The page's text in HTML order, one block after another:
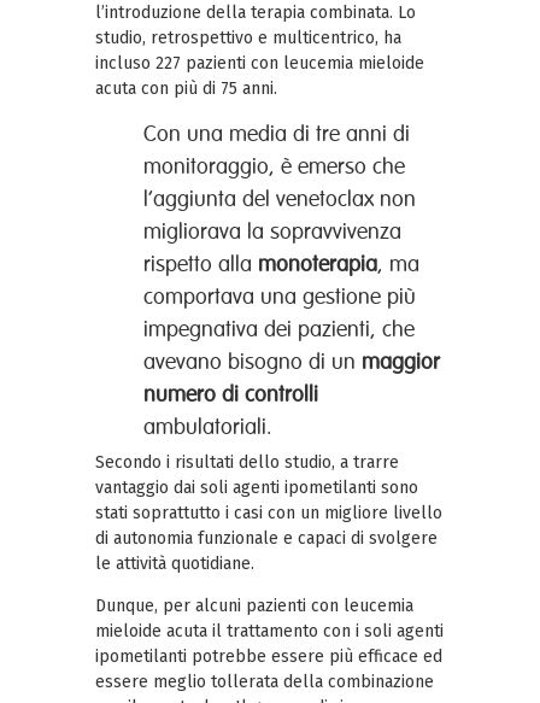
l’introduzione della terapia combinata. Lo
studio, retrospettivo e multicentrico, ha
incluso 227 pazienti con leucemia mieloide
acuta con più di 75 anni.
Con una media di tre anni di
monitoraggio, è emerso che
l’aggiunta del venetoclax non
migliorava la sopravvivenza
rispetto alla monoterapia, ma
comportava una gestione più
impegnativa dei pazienti, che
avevano bisogno di un maggior
numero di controlli
ambulatoriali.
Secondo i risultati dello studio, a trarre
vantaggio dai soli agenti ipometilanti sono
stati soprattutto i casi con un migliore livello
di autonomia funzionale e capaci di svolgere
le attività quotidiane.
Dunque, per alcuni pazienti con leucemia
mieloide acuta il trattamento con i soli agenti
ipometilanti potrebbe essere più efficace ed
essere meglio tollerata della combinazione